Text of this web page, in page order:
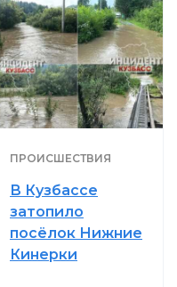
ПРОИСШЕСТВИЯ
В Кузбассе
затопило
посёлок Нижние
Кинерки